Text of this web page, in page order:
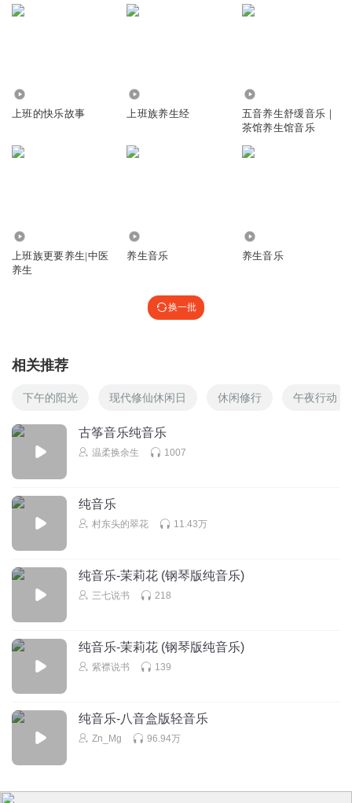
上班的快乐故事 上班族养生经
五音养生舒缓音乐｜
茶馆养生馆音乐
上班族更要养生|中医
养生
养生音乐 养生音乐
换一批
相关推荐
下午的阳光 现代修仙休闲日 休闲修行 午夜行动
古筝音乐纯音乐
温柔换余生 1007
纯音乐
村东头的翠花 11.43万
纯音乐-茉莉花 (钢琴版纯音乐)
三七说书 218
纯音乐-茉莉花 (钢琴版纯音乐)
紫襟说书 139
纯音乐-八音盒版轻音乐
Zn_Mg 96.94万